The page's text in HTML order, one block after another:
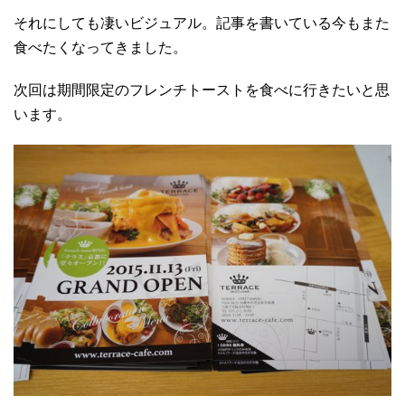
それにしても凄いビジュアル。記事を書いている今もまた
食べたくなってきました。
次回は期間限定のフレンチトーストを食べに行きたいと思
います。